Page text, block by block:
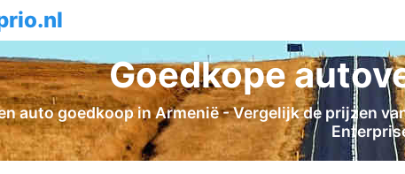
Goedkope
auto goedkoop in Armenië - Vergelijk de prijzen